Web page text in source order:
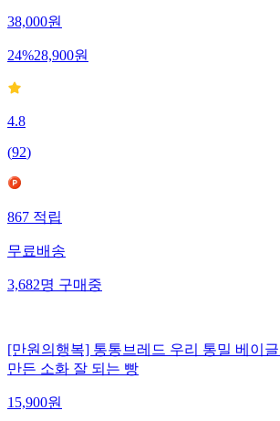
38,000원
24%28,900원
4.8
(92)
867적립
무료배송
3,682명구매중
[만원의행복] 통통브레드 우리 통밀 베이
만든 소화 잘 되는 빵
15,900원